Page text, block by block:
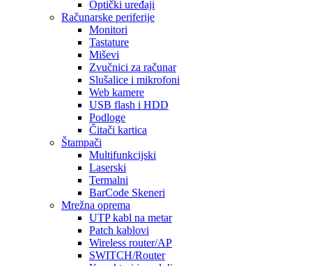
Optički uređaji
Računarske periferije
Monitori
Tastature
Miševi
Zvučnici za računar
Slušalice i mikrofoni
Web kamere
USB flash i HDD
Podloge
Čitači kartica
Štampači
Multifunkcijski
Laserski
Termalni
BarCode Skeneri
Mrežna oprema
UTP kabl na metar
Patch kablovi
Wireless router/AP
SWITCH/Router